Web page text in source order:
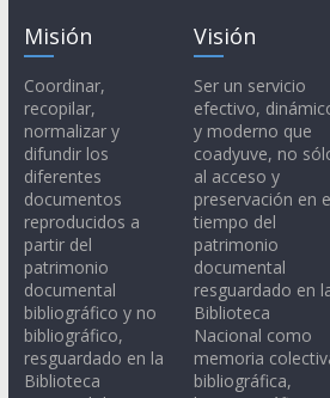
Misión
Coordinar,
recopilar,
normalizar y
difundir los
diferentes
documentos
reproducidos a
partir del
patrimonio
documental
bibliográfico y no
bibliográfico,
resguardado en la
Biblioteca
Visión
Ser un servicio
efectivo,
y moderno que
coadyuve, no
al acceso y
preservación en
tiempo del
patrimonio
documental
resguardado en
Biblioteca
Nacional como
memoria
bibliográfica,